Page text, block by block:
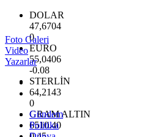
DOLAR
47,6704
0
EURO
55,0406
-0.08
STERLİN
64,2143
0
GRAM ALTIN
6510.40
Foto Galeri
Video
Yazarlar
Gündem
Politika